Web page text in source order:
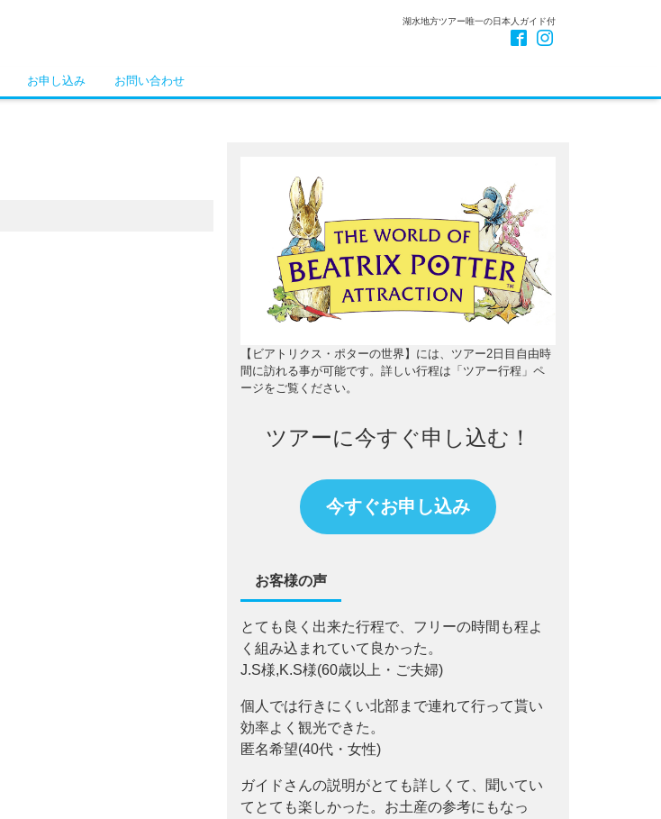
湖水地方ツアー唯一の日本人ガイド付
お申し込み お問い合わせ
【ビアトリクス・ポターの世界】には、ツアー2日目自由時
間に訪れる事が可能です。詳しい行程は「ツアー行程」ペ
ージをご覧ください。
ツアーに今すぐ申し込む！
今すぐお申し込み
お客様の声
とても良く出来た行程で、フリーの時間も程よ
く組み込まれていて良かった。
J.S様,K.S様(60歳以上・ご夫婦)
個人では行きにくい北部まで連れて行って貰い
効率よく観光できた。
匿名希望(40代・女性)
ガイドさんの説明がとても詳しくて、聞いてい
てとても楽しかった。お土産の参考にもなっ